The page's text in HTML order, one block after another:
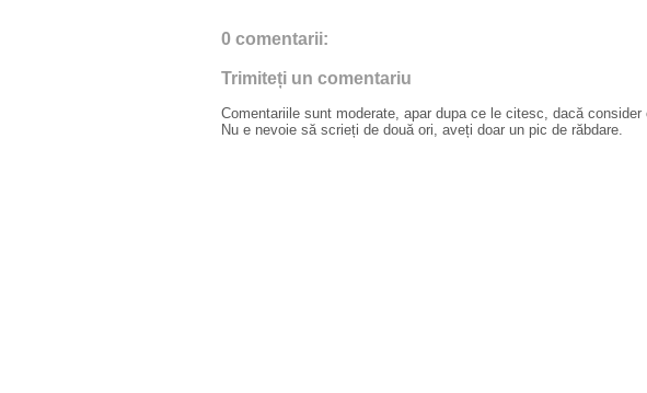
0 comentarii:
Trimiteți un comentariu
Comentariile sunt moderate, apar dupa ce le citesc, dacă
Nu e nevoie să scrieți de două ori, aveți doar un pic de răbdare.